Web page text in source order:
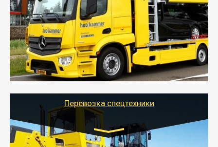
- Перевозка автовозом от Тайгер Логистик – это
быстрый и безопасный способ доставить несколько
легковых автомобилей за одну поездку в другой
город.
- Наша транспортная компания организует доставку
машин автовозом, подобрав оптимальный маршрут с
учетом всех особенности по пути следования.
Перевозка спецтехники